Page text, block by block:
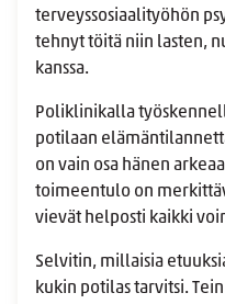
terveyssosiaalityöhön
tehnyt töitä niin lasten,
kanssa.
Poliklinikalla
potilaan
on vain osa hänen
toimeentulo on
vievät helposti kaikki
Selvitin, millaisia
kukin potilas tarvitsi.